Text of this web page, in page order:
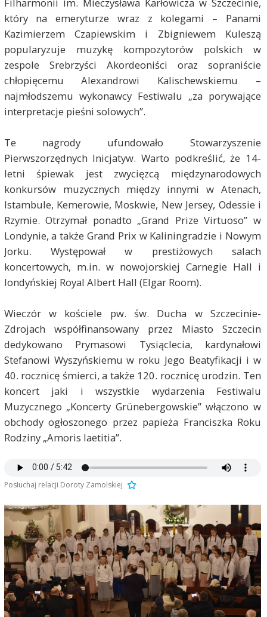
który na emeryturze wraz z kolegami – Panami
Kazimierzem Czapiewskim i Zbigniewem Kuleszą
popularyzuje muzykę kompozytorów polskich w
zespole Srebrzyści Akordeoniści oraz sopraniście
chłopięcemu Alexandrowi Kalischewskiemu –
najmłodszemu wykonawcy Festiwalu „za porywające
interpretacje pieśni solowych”.
Te nagrody ufundowało Stowarzyszenie
Pierwszorzędnych Inicjatyw. Warto podkreślić, że 14-
letni śpiewak jest zwycięzcą międzynarodowych
konkursów muzycznych między innymi w Atenach,
Istambule, Kemerowie, Moskwie, New Jersey, Odessie i
Rzymie. Otrzymał ponadto „Grand Prize Virtuoso” w
Londynie, a także Grand Prix w Kaliningradzie i Nowym
Jorku. Występował w prestiżowych salach
koncertowych, m.in. w nowojorskiej Carnegie Hall i
londyńskiej Royal Albert Hall (Elgar Room).
Wieczór w kościele pw. św. Ducha w Szczecinie-
Zdrojach współfinansowany przez Miasto Szczecin
dedykowano Prymasowi Tysiąclecia, kardynałowi
Stefanowi Wyszyńskiemu w roku Jego Beatyfikacji i w
40. rocznicę śmierci, a także 120. rocznicę urodzin. Ten
koncert jaki i wszystkie wydarzenia Festiwalu
Muzycznego „Koncerty Grünebergowskie” włączono w
obchody ogłoszonego przez papieża Franciszka Roku
Rodziny „Amoris laetitia”.
Posłuchaj relacji Doroty Zamolskiej